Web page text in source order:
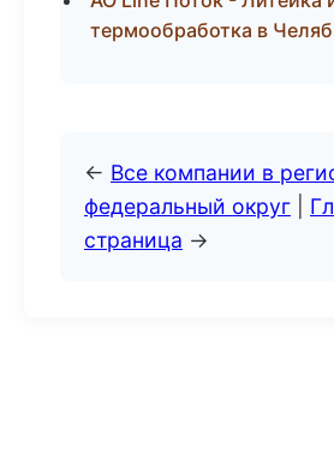
термообработка в
← Все компании в
федеральный округ
страница →